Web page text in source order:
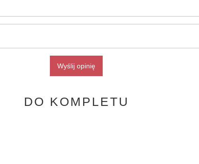
Wyślij opinię
DO KOMPLETU